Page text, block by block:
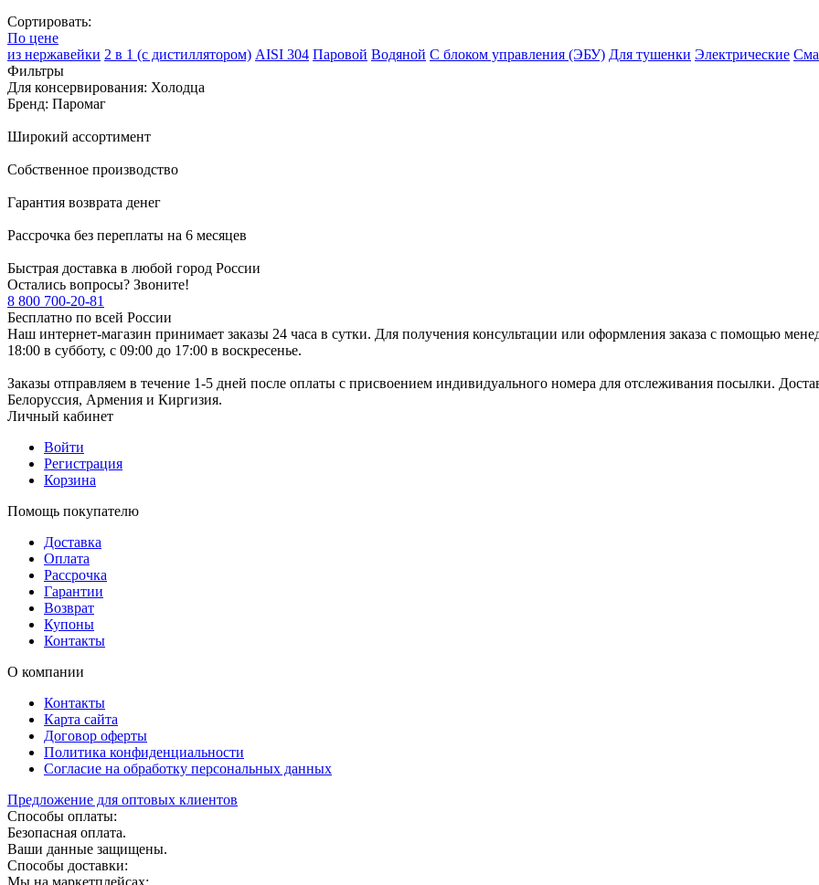
Сортировать:
По цене
из нержавейки 2 в 1 (с дистиллятором) AISI 304 Паровой Водяной С блоком управления (ЭБУ) Для тушенки Электрические
Фильтры
Для консервирования: Холодца
Бренд: Паромаг
Широкий ассортимент
Собственное производство
Гарантия возврата денег
Рассрочка без переплаты на 6 месяцев
Быстрая доставка в любой город России
Остались вопросы? Звоните!
8 800 700-20-81
Бесплатно по всей России
Наш интернет-магазин принимает заказы 24 часа в сутки. Для получения консультации или оформления заказа с помощью
18:00 в субботу, с 09:00 до 17:00 в воскресенье.
Заказы отправляем в течение 1-5 дней после оплаты с присвоением индивидуального номера для отслеживания посылки.
Белоруссия, Армения и Киргизия.
Личный кабинет
Войти
Регистрация
Корзина
Помощь покупателю
Доставка
Оплата
Рассрочка
Гарантии
Возврат
Купоны
Контакты
О компании
Контакты
Карта сайта
Договор оферты
Политика конфиденциальности
Согласие на обработку персональных данных
Предложение для оптовых клиентов
Способы оплаты:
Безопасная оплата.
Ваши данные защищены.
Способы доставки:
Мы на маркетплейсах: